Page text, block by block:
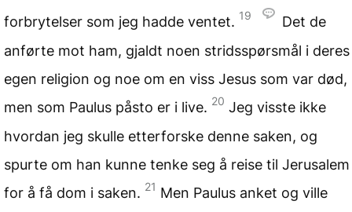
forbrytelser som jeg hadde ventet. 19
Det de
anførte mot ham, gjaldt noen stridsspørsmål i deres
egen religion og noe om en viss Jesus som var død,
men som Paulus påsto er i live. 20 Jeg visste ikke
hvordan jeg skulle etterforske denne saken, og
spurte om han kunne tenke seg å reise til Jerusalem
for å få dom i saken. 21 Men Paulus anket og ville